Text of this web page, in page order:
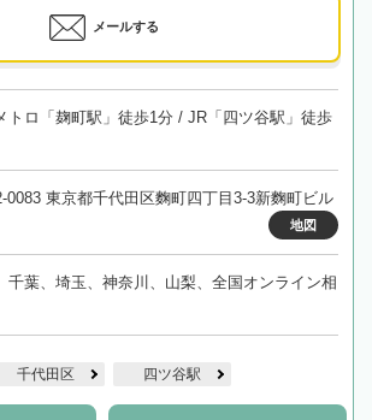
メールする
トロ「麹町駅」徒歩1分 / JR「四ツ谷駅」徒歩
0083 東京都千代田区麴町四丁目3-3新麴町ビル
地図
千葉、埼玉、神奈川、山梨、全国オンライン相
千代田区 四ツ谷駅